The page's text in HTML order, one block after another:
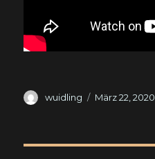
Autor
wuidling
Veröffentlicht
März 22, 2020